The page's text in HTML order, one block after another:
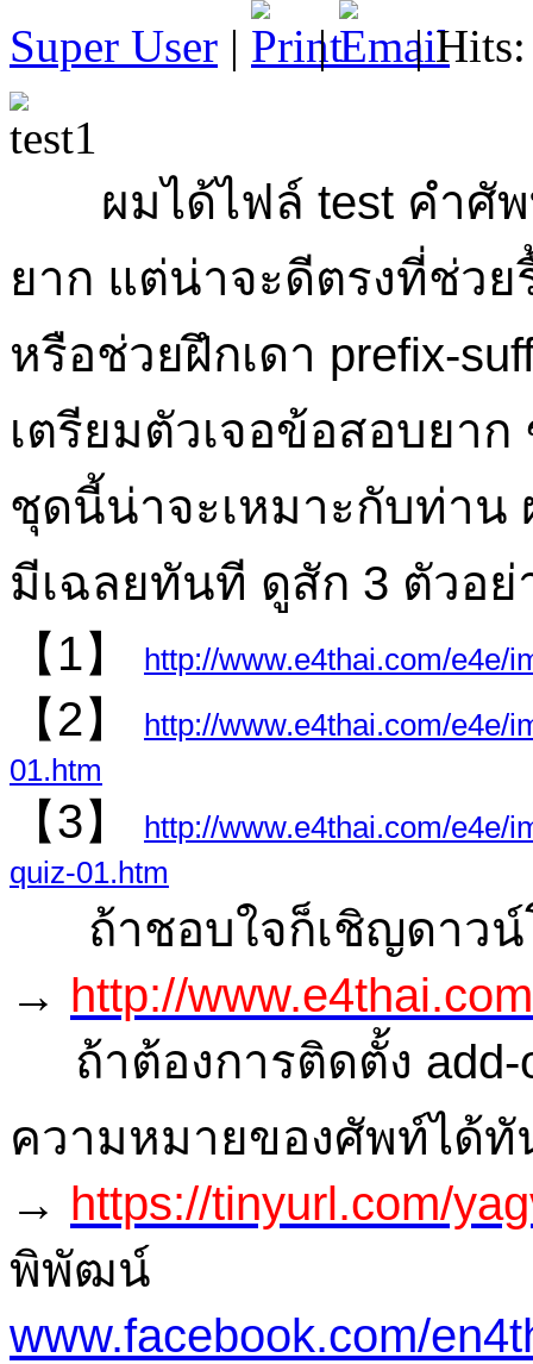
Super User | | | Hits:
ผมได้ไฟล์ test คำศัพ
ยาก แต่น่าจะดีตรงที่ช่ว
หรือช่วยฝึกเดา prefix-
เตรียมตัวเจอข้อสอบยาก
ชุดนี้น่าจะเหมาะกับท่าน
มีเฉลยทันที ดูสัก 3 ตัวอย่
【1】
http://www.e4thai.com/e4e/
【2】
http://www.e4thai.com/e4e/
01.htm
【3】
http://www.e4thai.com/e4e/
quiz-01.htm
ถ้าชอบใจก็เชิญดาวน์
→ http://
ถ้าต้องการติดตั้ง add-
ความหมายของศัพท์ได้
→ https://tinyurl.com/
พิพัฒน์
www.facebook.com/